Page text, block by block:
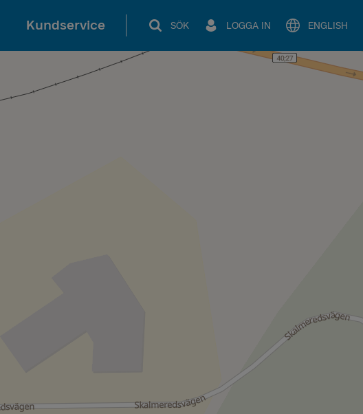
Kundservice SÖK LOGGA IN ENGLISH